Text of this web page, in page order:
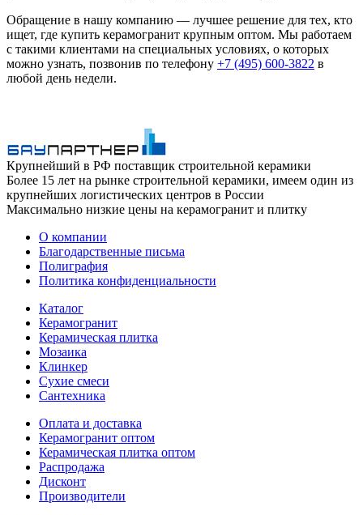
Обращение в нашу компанию — лучшее решение для тех, кто
ищет, где купить керамогранит крупным оптом. Мы работаем
с такими клиентами на специальных условиях, о которых
можно узнать, позвонив по телефону +7 (495) 600-3822 в
любой день недели.
Крупнейший в РФ поставщик строительной керамики
Более 15 лет на рынке строительной керамики, имеем один из
крупнейших логистических центров в России
Максимально низкие цены на керамогранит и плитку
О компании
Благодарственные письма
Полиграфия
Политика конфиденциальности
Каталог
Керамогранит
Керамическая плитка
Мозаика
Клинкер
Сухие смеси
Сантехника
Оплата и доставка
Керамогранит оптом
Керамическая плитка оптом
Распродажа
Дисконт
Производители